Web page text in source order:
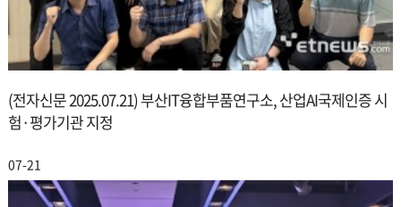
(전자신문 2025.07.21) 부산IT융합부품연구소, 산업AI국제인증 시
험·평가기관 지정
07-21